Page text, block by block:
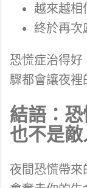
越來越相
終於再次
恐慌症治得
驟都會讓夜裡
結語：
也不是敵
夜間恐慌帶來